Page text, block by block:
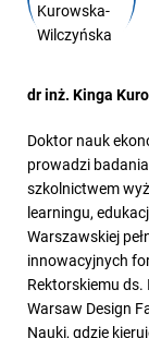
dr inż. Kinga
Doktor nauk
prowadzi
szkolnictwem
learningu,
Warszawskiej
innowacyjnych
Rektorskiemu ds.
Warsaw Design
Nauki, gdzie